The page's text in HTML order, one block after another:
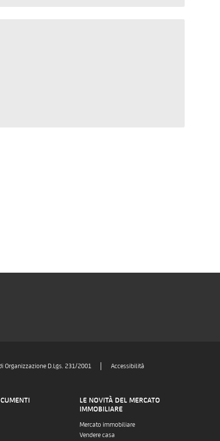
Organizzazione D.Lgs. 231/2001 Accessibilità
LE NOVITÀ DEL MERCATO
IMMOBILIARE
Mercato immobiliare
Vendere casa